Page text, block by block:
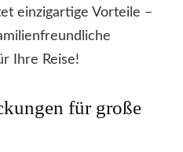
einzigartige Vorteile –
Ihre Reise!
für große